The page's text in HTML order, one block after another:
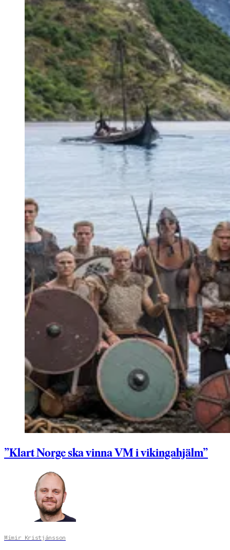
”Klart Norge ska vinna VM i vikingahjälm”
Mímir Kristjánsson